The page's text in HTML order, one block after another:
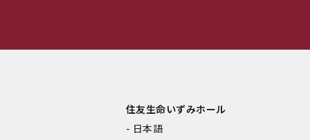
住友生命いずみホール
日本語